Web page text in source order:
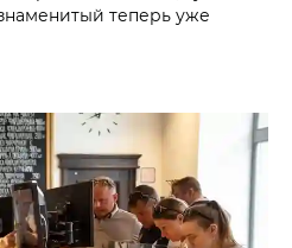
теперь уже